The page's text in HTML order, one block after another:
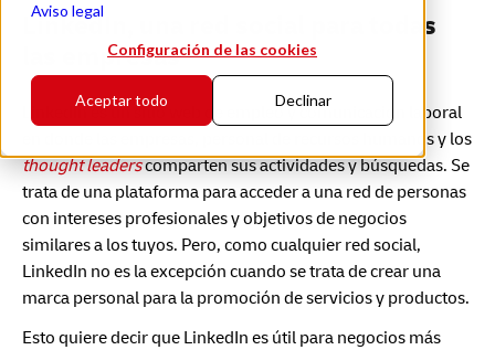
Aviso legal
Configuración de las cookies
Aceptar todo Declinar
LinkedIn, una red social para todas
las empresas
LinkedIn es un sitio web de empleo y comunicación laboral
en donde las empresas, personal de recursos humanos y los
thought leaderscomparten sus actividades y búsquedas. Se
trata de una plataforma para acceder a una red de personas
con intereses profesionales y objetivos de negocios
similares a los tuyos. Pero, como cualquier red social,
LinkedIn no es la excepción cuando se trata de crear una
marca personal para la promoción de servicios y productos.
Esto quiere decir que LinkedIn es útil para negocios más